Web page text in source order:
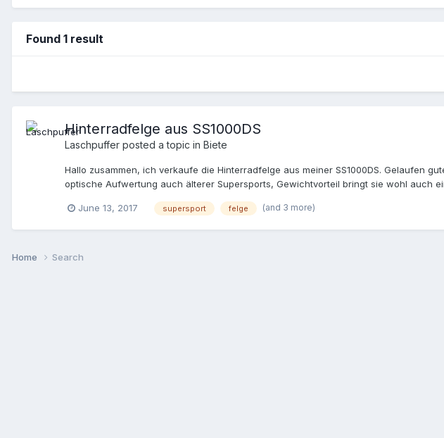
Found 1 result
Hinterradfelge aus SS1000DS
Laschpuffer posted a topic in Biete
Hallo zusammen, ich verkaufe die Hinterradfelge aus meiner SS1000DS. Gelaufen
optische Aufwertung auch älterer Supersports, Gewichtvorteil bringt sie wohl auch
aka Laschpuffer
June 13, 2017 supersport felge (and 3 more)
Home Search